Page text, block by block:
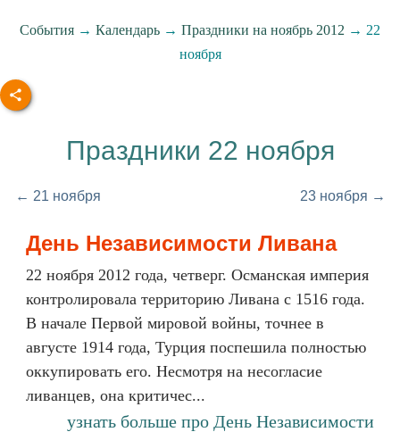
События → Календарь → Праздники на ноябрь 2012 → 22
ноября
Праздники 22 ноября
← 21 ноября 23 ноября →
День Независимости Ливана
22 ноября 2012 года, четверг. Османская империя
контролировала территорию Ливана с 1516 года.
В начале Первой мировой войны, точнее в
августе 1914 года, Турция поспешила полностью
оккупировать его. Несмотря на несогласие
ливанцев, она критичес...
узнать больше про День Независимости